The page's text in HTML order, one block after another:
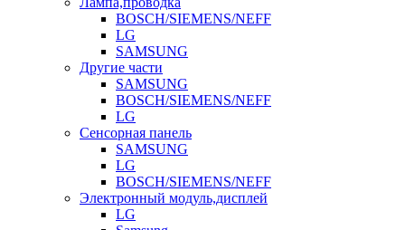
BOSCH/SIEMENS/NEFF
LG
SAMSUNG
Другие части
SAMSUNG
BOSCH/SIEMENS/NEFF
LG
Сенсорная панель
SAMSUNG
LG
BOSCH/SIEMENS/NEFF
Электронный модуль,дисплей
LG